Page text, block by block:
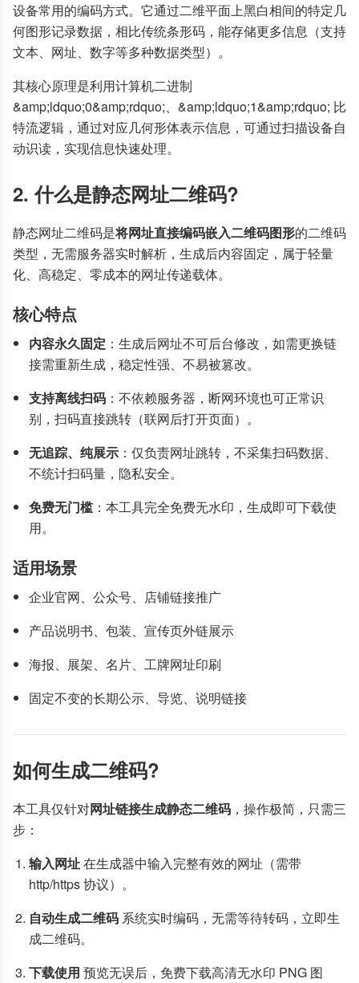
设备常用的编码方式。它通过二维平面上黑白相间的特定几
何图形记录数据，相比传统条形码，能存储更多信息（支持
文本、网址、数字等多种数据类型）。
其核心原理是利用计算机二进制
&amp;ldquo;0&amp;rdquo;、&amp;ldquo;1&amp;rdquo; 比
特流逻辑，通过对应几何形体表示信息，可通过扫描设备自
动识读，实现信息快速处理。
2. 什么是静态网址二维码?
静态网址二维码是将网址直接编码嵌入二维码图形的二维码
类型，无需服务器实时解析，生成后内容固定，属于轻量
化、高稳定、零成本的网址传递载体。
核心特点
内容永久固定 ：生成后网址不可后台修改，如需更换链
接需重新生成，稳定性强、不易被篡改。
支持离线扫码 ：不依赖服务器，断网环境也可正常识
别，扫码直接跳转（联网后打开页面）。
无追踪、纯展示 ：仅负责网址跳转，不采集扫码数据、
不统计扫码量，隐私安全。
免费无门槛：本工具完全免费无水印，生成即可下载使
用。
适用场景
企业官网、公众号、店铺链接推广
产品说明书、包装、宣传页外链展示
海报、展架、名片、工牌网址印刷
固定不变的长期公示、导览、说明链接
如何生成二维码?
本工具仅针对网址链接生成静态二维码 ，操作极简，只需三
步：
输入网址在生成器中输入完整有效的网址（需带
http/https 协议）。
自动生成二维码 系统实时编码，无需等待转码，立即生
成二维码。
下载使用 预览无误后，免费下载高清无水印 PNG 图